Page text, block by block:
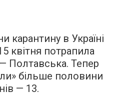
карантину в Україні
квітня потрапила
Полтавська. Тепер
більше половини
— 13.